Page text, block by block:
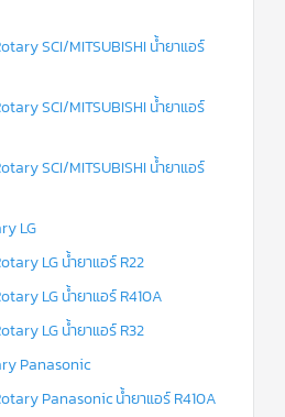
SCI/MITSUBISHI น้ำยาแอร์
SCI/MITSUBISHI น้ำยาแอร์
SCI/MITSUBISHI น้ำยาแอร์
LG
LG น้ำยาแอร์ R22
LG น้ำยาแอร์ R410A
LG น้ำยาแอร์ R32
Panasonic
Panasonic น้ำยาแอร์ R410A